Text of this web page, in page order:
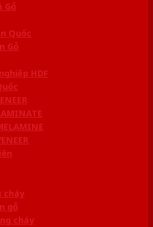
Gỗ
Quốc
Gỗ
HDF
cháy
gỗ
cháy